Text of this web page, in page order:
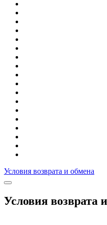
Условия возврата и обмена
Условия возврата